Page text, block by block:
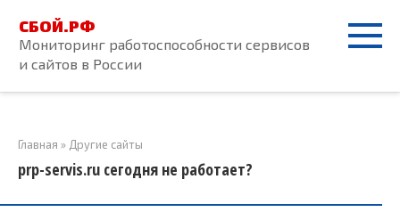
контенту
СБОЙ.РФ
Мониторинг работоспособности сервисов
и сайтов в России
Главная » Другие сайты
prp-servis.ru сегодня не работает?